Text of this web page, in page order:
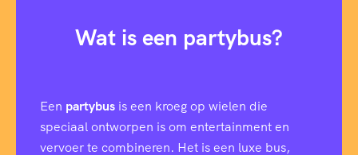
Wat is een partybus?
Een partybus is een kroeg op wielen die
speciaal ontworpen is om entertainment en
vervoer te combineren. Het is een luxe bus,